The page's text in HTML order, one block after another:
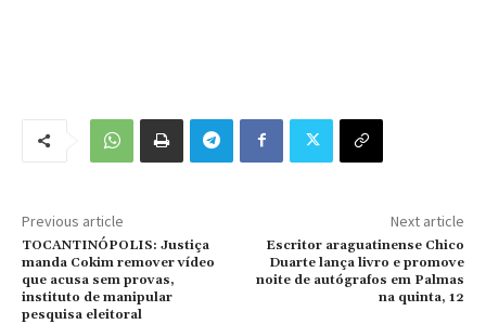
Previous article
TOCANTINÓPOLIS: Justiça
manda Cokim remover vídeo
que acusa sem provas,
instituto de manipular
pesquisa eleitoral
Next article
Escritor araguatinense Chico
Duarte lança livro e promove
noite de autógrafos em Palmas
na quinta, 12